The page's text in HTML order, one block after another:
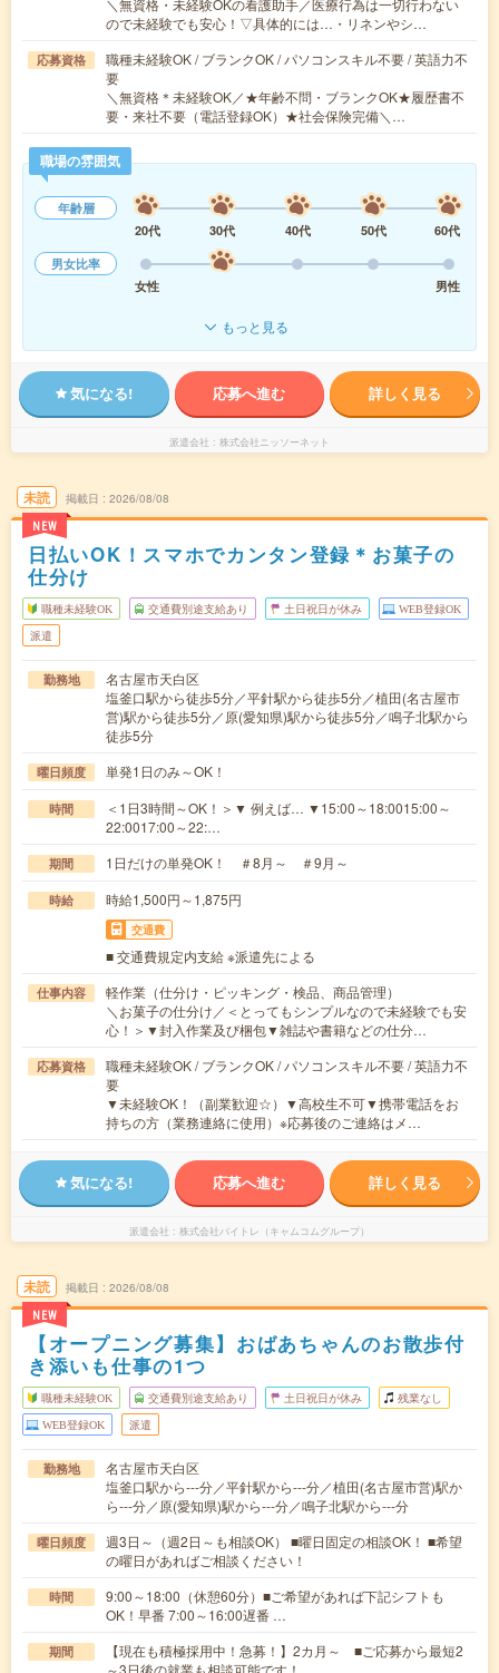
＼無資格・未経験OKの看護助手／医療行為は一切行わない
ので未経験でも安心！▽具体的には…・リネンやシ…
応募資格
職種未経験OK / ブランクOK / パソコンスキル不要 / 英語力不
要
＼無資格＊未経験OK／★年齢不問・ブランクOK★履歴書不
要・来社不要（電話登録OK）★社会保険完備＼…
職場の雰囲気
年齢層
20代
30代 40代 50代
60代
男女比率
女性
男性
もっと見る
気になる! 応募へ進む 詳しく見る
派遣会社 株式会社ニッソーネット
未読
NEW
掲載日 2026/08/08
日払いOK！スマホでカンタン登録＊お菓子の
仕分け
職種未経験OK 交通費別途支給あり 土日祝日が休み WEB登録OK
派遣
勤務地
名古屋市天白区
塩釜口駅から徒歩5分／平針駅から徒歩5分／植田(名古屋市
営)駅から徒歩5分／原(愛知県)駅から徒歩5分／鳴子北駅から
徒歩5分
曜日頻度 単発1日のみ～OK！
時間
＜1日3時間～OK！＞▼ 例えば… ▼15:00～18:0015:00～
22:0017:00～22:…
期間 1日だけの単発OK！ ＃8月～ ＃9月～
時給 時給1,500円～1,875円
交通費
■ 交通費規定内支給 ※派遣先による
仕事内容
軽作業（仕分け・ピッキング・検品、商品管理）
＼お菓子の仕分け／＜とってもシンプルなので未経験でも安
心！＞▼封入作業及び梱包▼雑誌や書籍などの仕分…
応募資格
職種未経験OK / ブランクOK / パソコンスキル不要 / 英語力不
要
▼未経験OK！（副業歓迎☆）▼高校生不可▼携帯電話をお
持ちの方（業務連絡に使用）※応募後のご連絡はメ…
気になる! 応募へ進む 詳しく見る
派遣会社 株式会社バイトレ（キャムコムグループ）
未読
NEW
掲載日 2026/08/08
【オープニング募集】おばあちゃんのお散歩付
き添いも仕事の1つ
職種未経験OK 交通費別途支給あり 土日祝日が休み 残業なし
WEB登録OK 派遣
勤務地
名古屋市天白区
塩釜口駅から---分／平針駅から---分／植田(名古屋市営)駅か
ら---分／原(愛知県)駅から---分／鳴子北駅から---分
曜日頻度
週3日～（週2日～も相談OK） ■曜日固定の相談OK！ ■希望
の曜日があればご相談ください！
時間
9:00～18:00（休憩60分）■ご希望があれば下記シフトも
OK！早番 7:00～16:00遅番 …
期間
【現在も積極採用中！急募！】2カ月～ ■ご応募から最短2
～3日後の就業も相談可能です！